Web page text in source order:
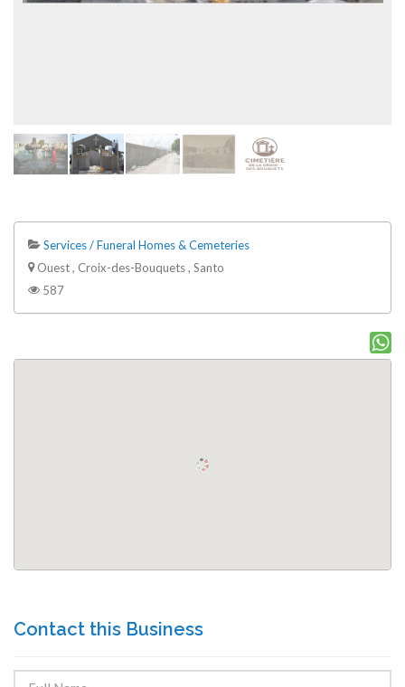
Services / Funeral Homes & Cemeteries
Ouest , Croix-des-Bouquets , Santo
587
Contact this Business